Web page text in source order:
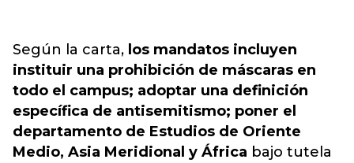
Según la carta, los mandatos incluyen
instituir una prohibición de máscaras en
todo el campus; adoptar una definición
específica de antisemitismo; poner el
departamento de Estudios de Oriente
Medio, Asia Meridional y África bajo tutela